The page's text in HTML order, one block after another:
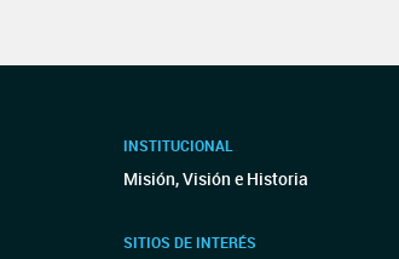
INSTITUCIONAL
Misión, Visión e Historia
SITIOS DE INTERÉS